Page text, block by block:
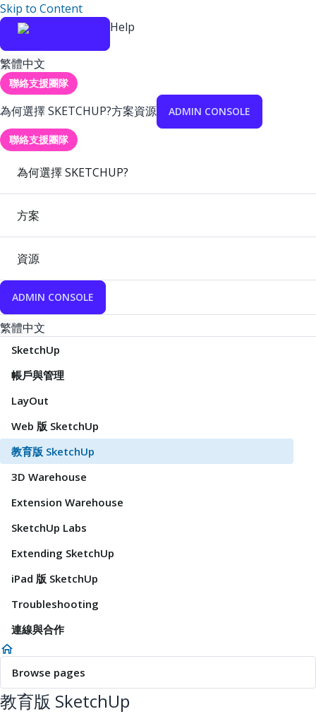
Skip to Content
Help
繁體中文
聯絡支援團隊
為何選擇 SKETCHUP?方案資源 ADMIN CONSOLE
聯絡支援團隊
為何選擇 SKETCHUP?
方案
資源
ADMIN CONSOLE
繁體中文
SketchUp
帳戶與管理
LayOut
Web 版 SketchUp
教育版 SketchUp
3D Warehouse
Extension Warehouse
SketchUp Labs
Extending SketchUp
iPad 版 SketchUp
Troubleshooting
連線與合作
Browse pages
教育版 SketchUp